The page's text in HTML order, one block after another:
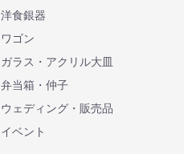
洋食銀器
ワゴン
ガラス・アクリル大皿
弁当箱・仲子
ウェディング・販売品
イベント